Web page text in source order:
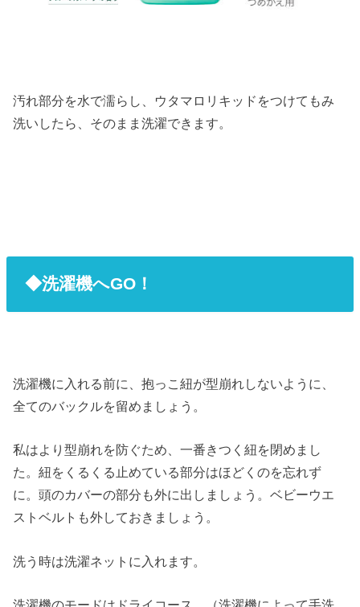
汚れ部分を水で濡らし、ウタマロリキッドをつけてもみ
洗いしたら、そのまま洗濯できます。
◆洗濯機へGO！
洗濯機に入れる前に、抱っこ紐が型崩れしないように、
全てのバックルを留めましょう。
私はより型崩れを防ぐため、一番きつく紐を閉めまし
た。紐をくるくる止めている部分はほどくのを忘れず
に。頭のカバーの部分も外に出しましょう。ベビーウエ
ストベルトも外しておきましょう。
洗う時は洗濯ネットに入れます。